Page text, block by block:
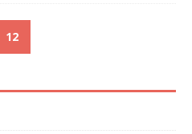
12